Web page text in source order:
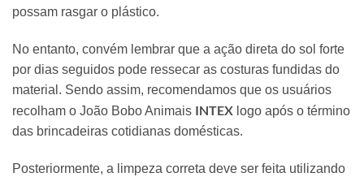
possam rasgar o plástico.
No entanto, convém lembrar que a ação direta do sol forte
por dias seguidos pode ressecar as costuras fundidas do
material. Sendo assim, recomendamos que os usuários
recolham o João Bobo Animais INTEX logo após o término
das brincadeiras cotidianas domésticas.
Posteriormente, a limpeza correta deve ser feita utilizando